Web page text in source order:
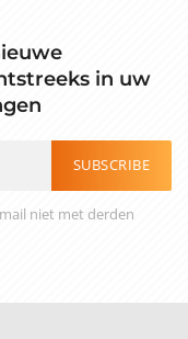
in uw
SUBSCRIBE
niet met derden